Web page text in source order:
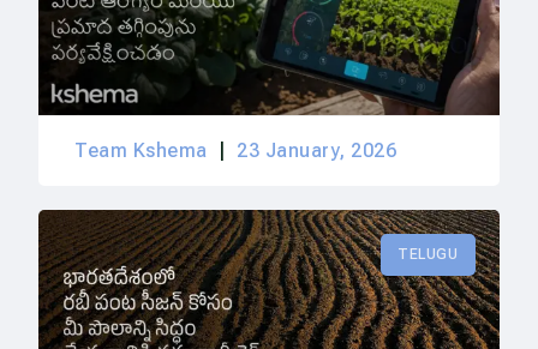
Team Kshema 23 January, 2026
TELUGU